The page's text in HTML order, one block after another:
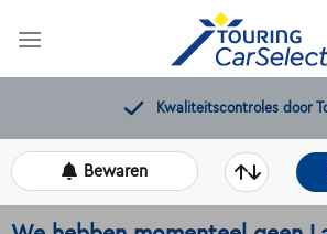
Kwaliteitscontroles door
Bewaren